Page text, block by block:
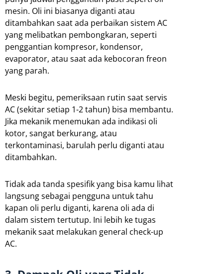
mesin. Oli ini biasanya diganti atau
ditambahkan saat ada perbaikan sistem AC
yang melibatkan pembongkaran, seperti
penggantian kompresor, kondensor,
evaporator, atau saat ada kebocoran freon
yang parah.
Meski begitu, pemeriksaan rutin saat servis
AC (sekitar setiap 1-2 tahun) bisa membantu.
Jika mekanik menemukan ada indikasi oli
kotor, sangat berkurang, atau
terkontaminasi, barulah perlu diganti atau
ditambahkan.
Tidak ada tanda spesifik yang bisa kamu lihat
langsung sebagai pengguna untuk tahu
kapan oli perlu diganti, karena oli ada di
dalam sistem tertutup. Ini lebih ke tugas
mekanik saat melakukan general check-up
AC.